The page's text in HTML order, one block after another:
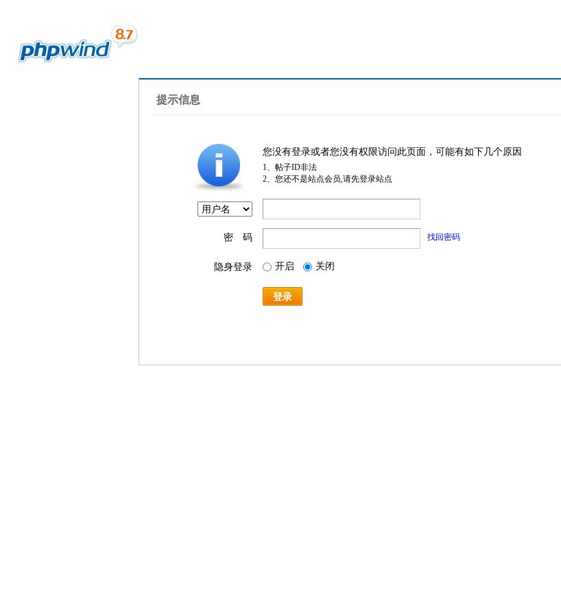
提示信息
您没有登录或者您没有权限访问此页面，可能有如下几个原因
1、帖子ID非法
2、您还不是站点会员,请先登录站点
密 码 找回密码
隐身登录 开启 关闭
登录